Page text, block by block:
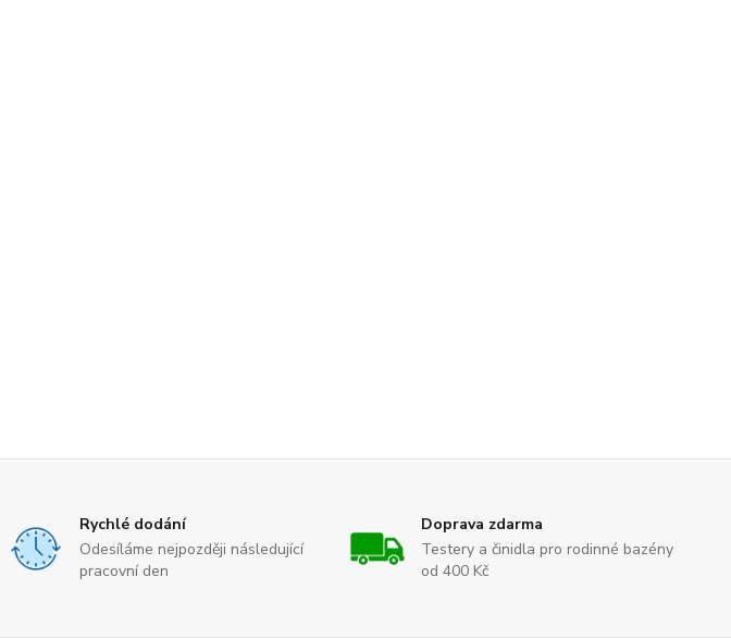
Rychlé dodání
Odesíláme nejpozději následující
pracovní den
Doprava zdarma
Testery a činidla pro rodinné bazény
od 400 Kč